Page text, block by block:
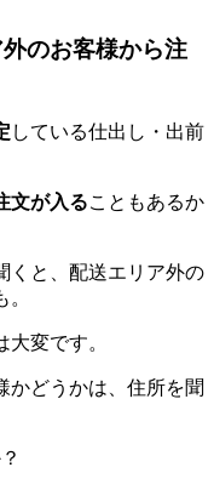
のお客様から注
している仕出し・出前
文が入ることもあるか
くと、配送エリア外の
変です。
かどうかは、住所を聞